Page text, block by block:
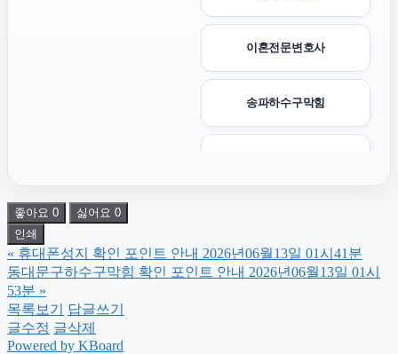
이혼전문변호사
송파하수구막힘
동대문하수구막힘
좋아요 0 싫어요 0
인쇄
« 휴대폰성지 확인 포인트 안내 2026년06월13일 01시41분
동대문구하수구막힘 확인 포인트 안내 2026년06월13일 01시
53분 »
목록보기
답글쓰기
글수정 글삭제
Powered by KBoard